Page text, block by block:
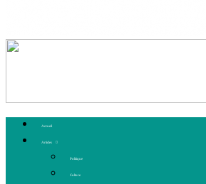
Accueil
Articles
Politique
Culture